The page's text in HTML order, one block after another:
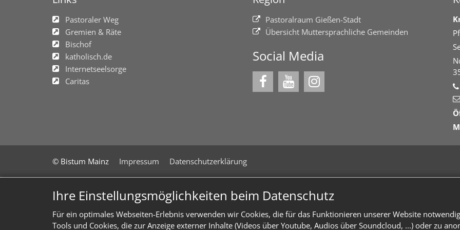
Ihre Einstellungsmöglichkeiten beim Datenschutz
Für ein optimales Webseiten-Erlebnis verwenden wir Cookies, die für das Funktionieren unserer Website
Tools und Cookies, die zur Anzeige externer Inhalte (Videos über Youtube, Audios über Soundcloud, ...) oder zu
Pastoraler Weg
Gremien & Räte
Bischof
katholisch.de
Internetseelsorge
Caritas
Pastoralraum Gießen-Stadt
Übersicht Muttersprachliche Gemeinden
Social Media
© Bistum Mainz Impressum Datenschutzerklärung